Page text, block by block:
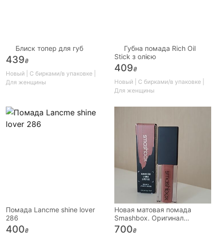
Блиск топер для губ
439₴
Новый | С бирками/в упаковке |
Для женщины
Губна помада Rich Oil
Stick з олією
409₴
Новый | С бирками/в упаковке |
Для женщины
Помада Lancme shine lover
286
400₴
Новая матовая помада
Smashbox. Оригинал
Нюдовая. Скидка
700₴